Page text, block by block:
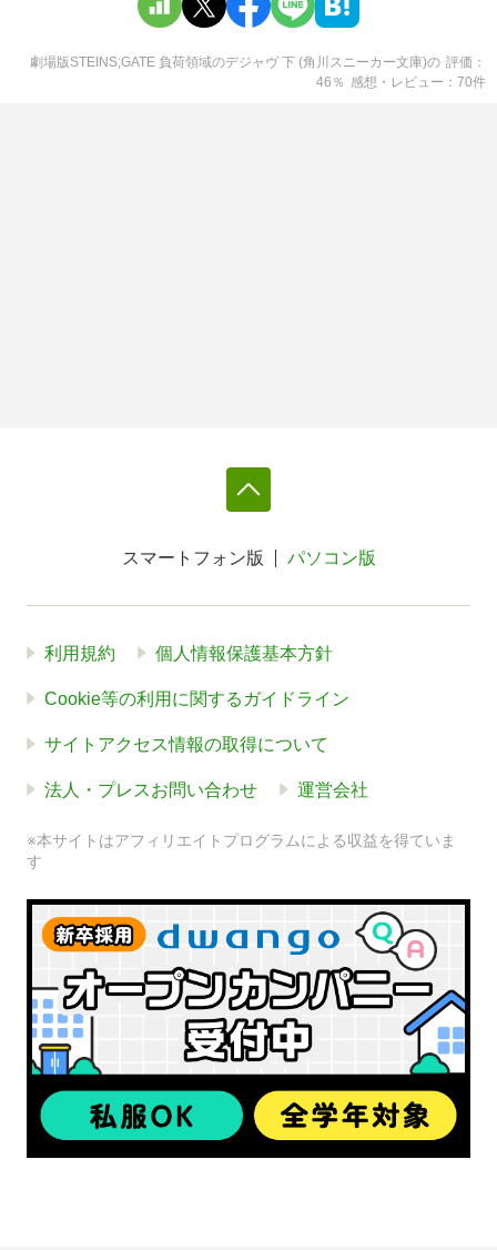
劇場版STEINS;GATE 負荷領域のデジャヴ 下 (角川スニーカー文庫)の 評価
46 ％ 感想・レビュー 70件
スマートフォン版 パソコン版
利用規約 個人情報保護基本方針
Cookie等の利用に関するガイドライン
サイトアクセス情報の取得について
法人・プレスお問い合わせ 運営会社
※本サイトはアフィリエイトプログラムによる収益を得ていま
す